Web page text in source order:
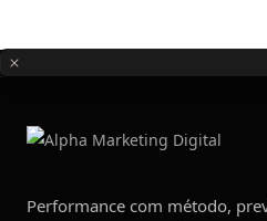
Performance com método,